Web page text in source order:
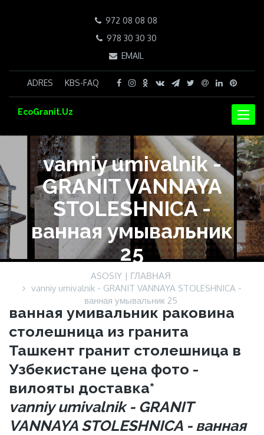
972 08 08 08
978 30 30 30
EMAIL
ADRES KBS-FAQ
EcoGranit.Uz
vanniy umivalnik -
GRANIT VANNAYA
STOLESHNICA -
ванная умывальник
25
ASOSIY | ГЛАВНАЯ
vanniy umivalnik - GRANIT VANNAYA STOLESHNICA -
ванная умывальник 25
ванная умивальник раковина
столешница из гранита
Ташкент гранит столешница в
Узбекистане цена фото -
вилояты доставка*
vanniy umivalnik - GRANIT
VANNAYA STOLESHNICA - ванная